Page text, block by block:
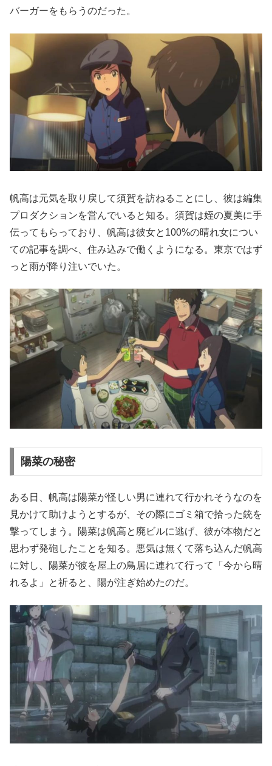
バーガーをもらうのだった。
帆高は元気を取り戻して須賀を訪ねることにし、彼は編集
プロダクションを営んでいると知る。須賀は姪の夏美に手
伝ってもらっており、帆高は彼女と100%の晴れ女につい
ての記事を調べ、住み込みで働くようになる。東京ではず
っと雨が降り注いでいた。
陽菜の秘密
ある日、帆高は陽菜が怪しい男に連れて行かれそうなのを
見かけて助けようとするが、その際にゴミ箱で拾った銃を
撃ってしまう。陽菜は帆高と廃ビルに逃げ、彼が本物だと
思わず発砲したことを知る。悪気は無くて落ち込んだ帆高
に対し、陽菜が彼を屋上の鳥居に連れて行って「今から晴
れるよ」と祈ると、陽が注ぎ始めたのだ。